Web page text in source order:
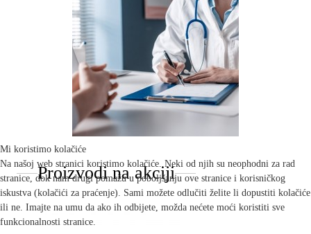
Proizvodi na akciji
Mi koristimo kolačiće
Na našoj web stranici koristimo kolačiće. Neki od njih su neophodni za rad
stranice, dok nam drugi pomažu u poboljšanju ove stranice i korisničkog
iskustva (kolačići za praćenje). Sami možete odlučiti želite li dopustiti kolačiće
ili ne. Imajte na umu da ako ih odbijete, možda nećete moći koristiti sve
funkcionalnosti stranice.